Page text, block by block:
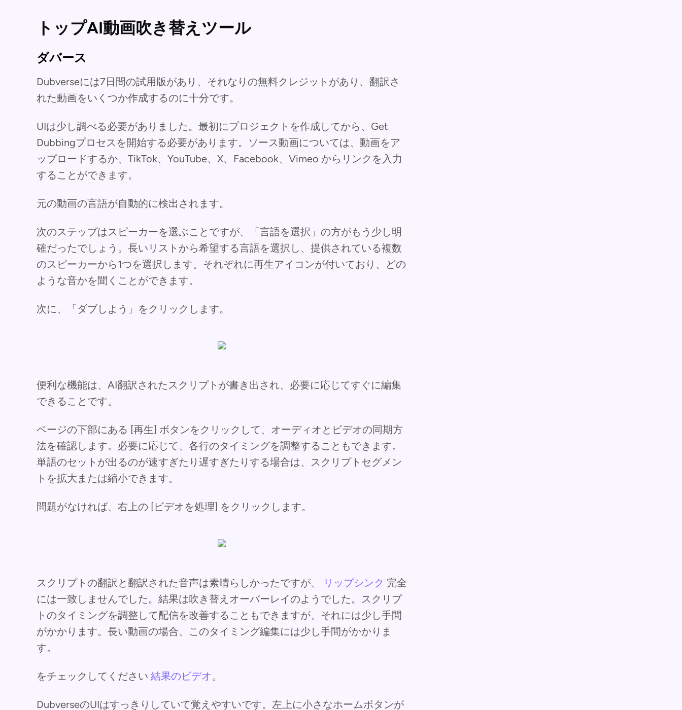
トップAI動画吹き替えツール
ダバース
Dubverseには7日間の試用版があり、それなりの無料クレジットがあり、翻訳さ
れた動画をいくつか作成するのに十分です。
UIは少し調べる必要がありました。最初にプロジェクトを作成してから、Get
Dubbingプロセスを開始する必要があります。ソース動画については、動画をア
ップロードするか、TikTok、YouTube、X、Facebook、Vimeo からリンクを入力
することができます。
元の動画の言語が自動的に検出されます。
次のステップはスピーカーを選ぶことですが、「言語を選択」の方がもう少し明
確だったでしょう。長いリストから希望する言語を選択し、提供されている複数
のスピーカーから1つを選択します。それぞれに再生アイコンが付いており、どの
ような音かを聞くことができます。
次に、「ダブしよう」をクリックします。
便利な機能は、AI翻訳されたスクリプトが書き出され、必要に応じてすぐに編集
できることです。
ページの下部にある [再生] ボタンをクリックして、オーディオとビデオの同期方
法を確認します。必要に応じて、各行のタイミングを調整することもできます。
単語のセットが出るのが速すぎたり遅すぎたりする場合は、スクリプトセグメン
トを拡大または縮小できます。
問題がなければ、右上の [ビデオを処理] をクリックします。
スクリプトの翻訳と翻訳された音声は素晴らしかったですが、 リップシンク 完全
には一致しませんでした。結果は吹き替えオーバーレイのようでした。スクリプ
トのタイミングを調整して配信を改善することもできますが、それには少し手間
がかかります。長い動画の場合、このタイミング編集には少し手間がかかりま
す。
をチェックしてください 結果のビデオ。
DubverseのUIはすっきりしていて覚えやすいです。左上に小さなホームボタンが